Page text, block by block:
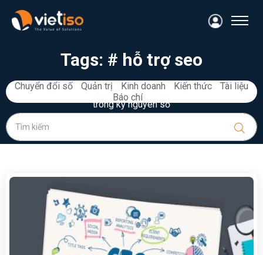
Tags: # hỗ trợ seo
Kiến thức, kinh nghiệm và tài liệu quản trị, kinh doanh du lịch
trong kỷ nguyên số
Chuyển đổi số Quản trị Kinh doanh Kiến thức
Tài liệu
Báo chí